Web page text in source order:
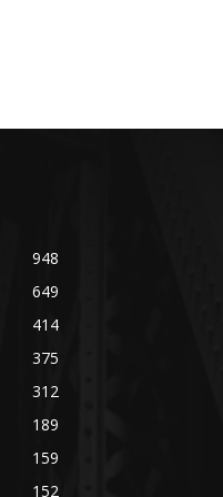
948
649
414
375
312
189
159
152